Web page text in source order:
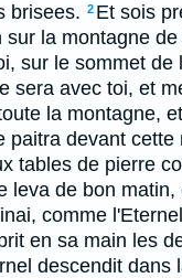
brisees. 2 Et sois
sur la montagne
sur le sommet de
sera avec toi, et
la montagne,
paitra devant cette
tables de pierre
leva de bon
comme
en sa main les
descendit dans